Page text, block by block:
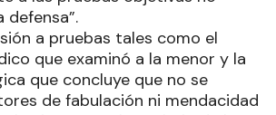
a pruebas tales como el
que examinó a la menor y la
que concluye que no se
de fabulación ni mendacidad